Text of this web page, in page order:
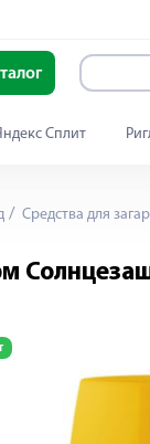
Сплит
Средства для